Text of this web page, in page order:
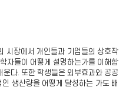
시장에서 개인들과 기업들의 상호작
자들이 어떻게 설명하는가를 이해함
다. 또한 학생들은 외부효과와 공공
생산량을 어떻게 달성하는 가도 배